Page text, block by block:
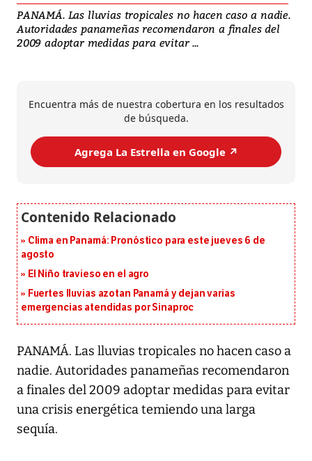
PANAMÁ. Las lluvias tropicales no hacen caso a nadie.
Autoridades panameñas recomendaron a finales del
2009 adoptar medidas para evitar ...
Encuentra más de nuestra cobertura en los resultados
de búsqueda.
Agrega La Estrella en Google ↗️
Clima en Panamá: Pronóstico para este jueves 6 de
agosto
El Niño travieso en el agro
Fuertes lluvias azotan Panamá y dejan varias
emergencias atendidas por Sinaproc
PANAMÁ. Las lluvias tropicales no hacen caso a
nadie. Autoridades panameñas recomendaron
a finales del 2009 adoptar medidas para evitar
una crisis energética temiendo una larga
sequía.